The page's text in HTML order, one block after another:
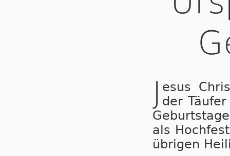
J esus
der
als
übrigen